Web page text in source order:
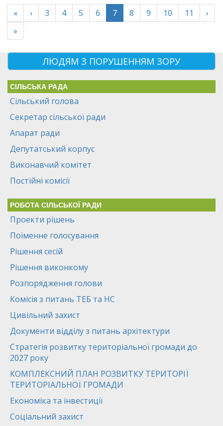
« ‹ 3 4 5 6 7(current)
8 9 10 11
›
»
ЛЮДЯМ З ПОРУШЕННЯМ ЗОРУ
СІЛЬСЬКА РАДА
Сільський голова
Секретар сільської ради
Апарат ради
Депутатський корпус
Виконавчий комітет
Постійні комісії
РОБОТА СІЛЬСЬКОЇ РАДИ
Проекти рішень
Поіменне голосування
Рішення сесій
Рішення виконкому
Розпорядження голови
Комісія з питань ТЕБ та НС
Цивільний захист
Документи відділу з питань архітектури
Стратегія розвитку територіальної громади до
2027 року
КОМПЛЕКСНИЙ ПЛАН РОЗВИТКУ ТЕРИТОРІЇ
ТЕРИТОРІАЛЬНОЇ ГРОМАДИ
Економіка та інвестиції
Соціальний захист